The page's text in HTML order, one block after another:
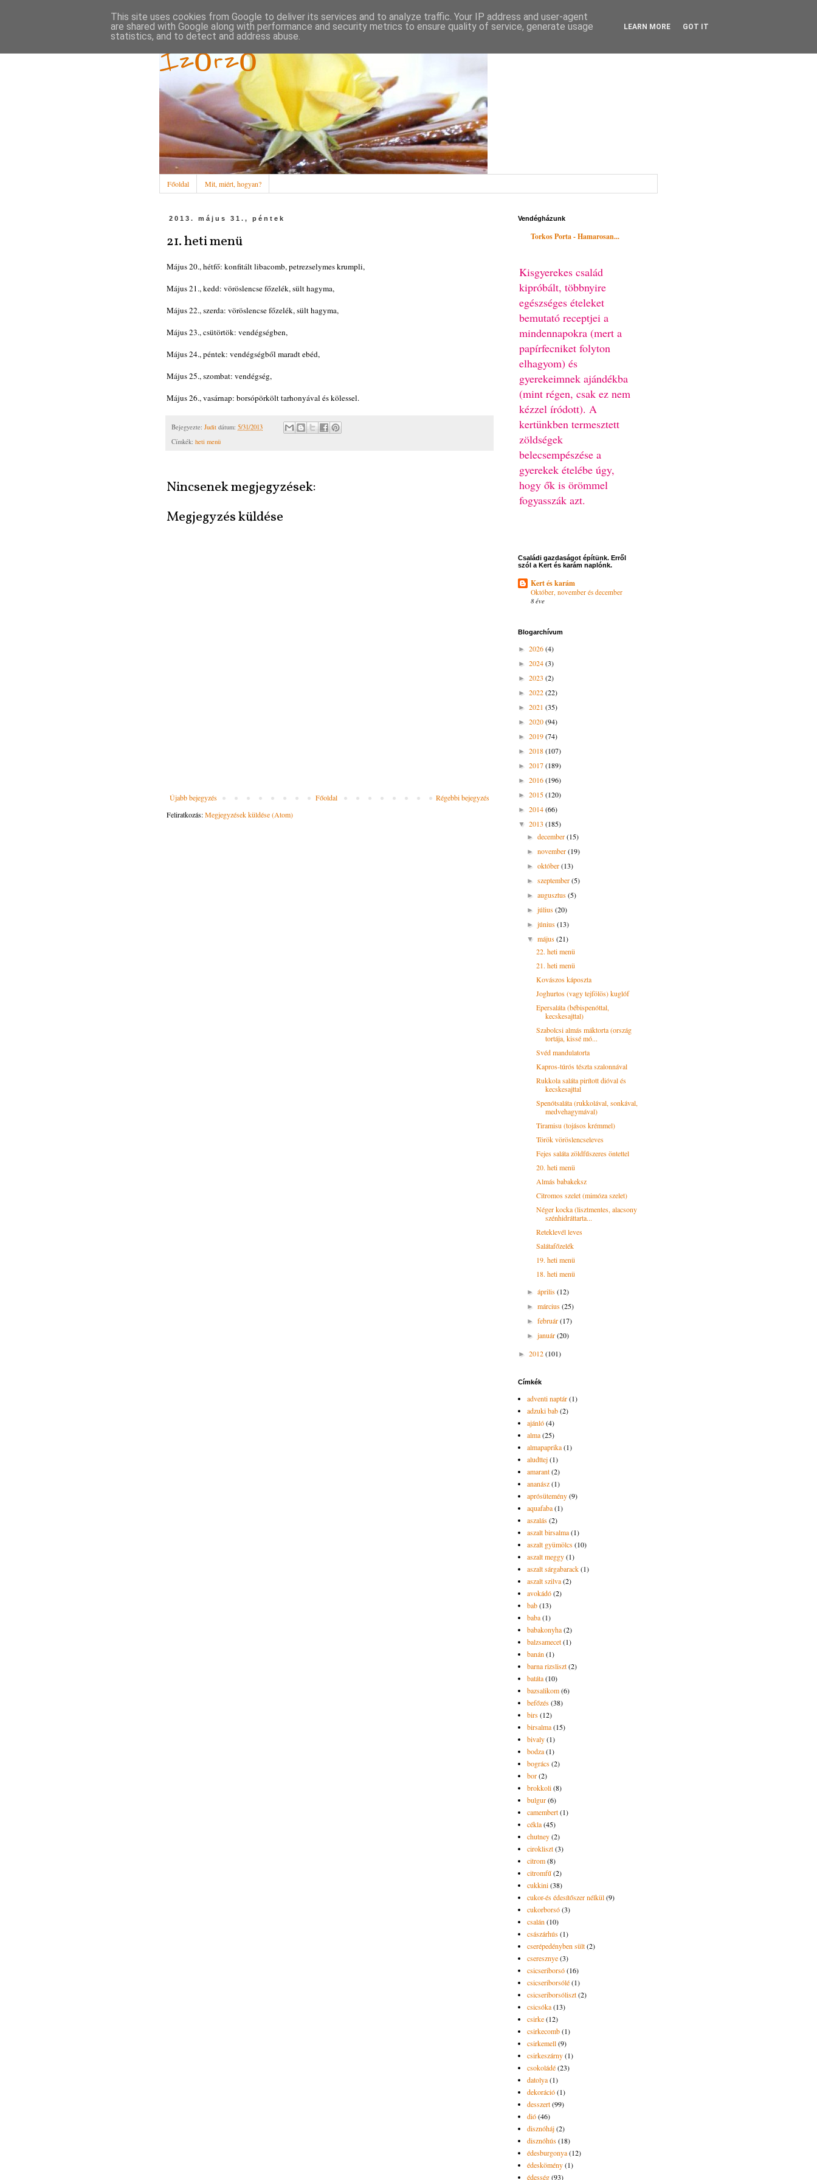
Ízőrző
Főoldal Mit, miért, hogyan?
2013. május 31., péntek
21. heti menü
Május 20., hétfő: konfitált libacomb, petrezselymes krumpli,
Május 21., kedd: vöröslencse főzelék, sült hagyma,
Május 22., szerda: vöröslencse főzelék, sült hagyma,
Május 23., csütörtök: vendégségben,
Május 24., péntek: vendégségből maradt ebéd,
Május 25., szombat: vendégség,
Május 26., vasárnap: borsópörkölt tarhonyával és kölessel.
Bejegyezte: Judit dátum: 5/31/2013
Címkék: heti menü
Nincsenek megjegyzések:
Megjegyzés küldése
Újabb bejegyzés Régebbi bejegyzés
Főoldal
Feliratkozás:Megjegyzések küldése (Atom)
Vendégházunk
Torkos Porta - Hamarosan...
Kisgyerekes család
kipróbált, többnyire
egészséges ételeket
bemutató receptjei a
mindennapokra (mert a
papírfecniket folyton
elhagyom) és
gyerekeimnek ajándékba
(mint régen, csak ez nem
kézzel íródott). A
kertünkben termesztett
zöldségek
belecsempészése a
gyerekek ételébe úgy,
hogy ők is örömmel
fogyasszák azt.
Családi gazdaságot építünk. Erről
szól a Kert és karám naplónk.
Kert és karám
Október, november és december
8 éve
Blogarchívum
► 2026(4)
► 2024(3)
► 2023 (2)
► 2022(22)
► 2021 (35)
► 2020(94)
► 2019(74)
► 2018(107)
► 2017(189)
► 2016(196)
► 2015(120)
► 2014(66)
▼ 2013 (185)
►december(15)
►november(19)
►október(13)
►szeptember(5)
►augusztus(5)
►július(20)
►június(13)
▼május(21)
22. heti menü
21. heti menü
Kovászos káposzta
Joghurtos (vagy tejfölös) kuglóf
Epersaláta (bébispenóttal,
kecskesajttal)
Szabolcsi almás máktorta (ország
tortája, kissé mó...
Svéd mandulatorta
Kapros-túrós tészta szalonnával
Rukkola saláta pirított dióval és
kecskesajttal
Spenótsaláta (rukkolával, sonkával,
medvehagymával)
Tiramisu (tojásos krémmel)
Török vöröslencseleves
Fejes saláta zöldfűszeres öntettel
20. heti menü
Almás babakeksz
Citromos szelet (mimóza szelet)
Néger kocka (lisztmentes, alacsony
szénhidráttarta...
Reteklevél leves
Salátafőzelék
19. heti menü
18. heti menü
►április(12)
►március(25)
►február(17)
►január(20)
► 2012(101)
Címkék
adventi naptár(1)
adzuki bab(2)
ajánló(4)
alma(25)
almapaprika(1)
aludttej(1)
amarant(2)
ananász(1)
aprósütemény(9)
aquafaba(1)
aszalás(2)
aszalt birsalma(1)
aszalt gyümölcs(10)
aszalt meggy(1)
aszalt sárgabarack(1)
aszalt szilva(2)
avokádó(2)
bab(13)
baba(1)
babakonyha(2)
balzsamecet(1)
banán(1)
barna rizsliszt(2)
batáta(10)
bazsalikom(6)
befőzés(38)
birs(12)
birsalma(15)
bivaly(1)
bodza(1)
bogrács(2)
bor(2)
brokkoli(8)
bulgur(6)
camembert(1)
cékla(45)
chutney(2)
cirokliszt(3)
citrom(8)
citromfű(2)
cukkini(38)
cukor-és édesítőszer nélkül(9)
cukorborsó(3)
csalán(10)
császárhús(1)
cserépedényben sült(2)
cseresznye(3)
csicseriborsó(16)
csicseriborsólé(1)
csicseriborsóliszt(2)
csicsóka(13)
csirke(12)
csirkecomb(1)
csirkemell(9)
csirkeszárny(1)
csokoládé(23)
datolya(1)
dekoráció(1)
desszert(99)
dió(46)
disznóháj(2)
disznóhús(18)
édesburgonya(12)
édeskömény(1)
édesség(93)
This site uses cookies from Google to deliver its services and to analyze traffic. Your IP address and user-agent
are shared with Google along with performance and security metrics to ensure quality of service, generate usage
statistics, and to detect and address abuse.
LEARN MORE GOT IT